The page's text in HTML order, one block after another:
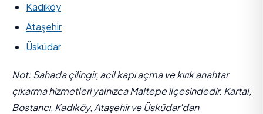
Kadıköy
Ataşehir
Üsküdar
Not: Sahada çilingir, acil kapı açma ve kırık anahtar
çıkarma hizmetleri yalnızca Maltepe ilçesindedir. Kartal,
Bostancı, Kadıköy, Ataşehir ve Üsküdar'dan